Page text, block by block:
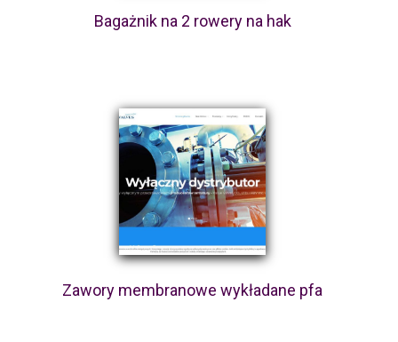
Bagażnik na 2 rowery na hak
Zawory membranowe wykładane pfa